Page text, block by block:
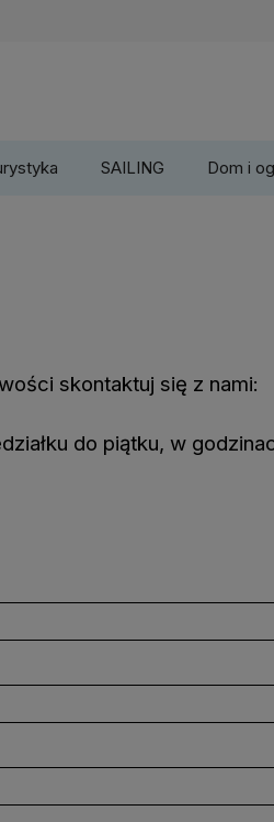
SAILING Dom i
skontaktuj się z nami:
do piątku, w